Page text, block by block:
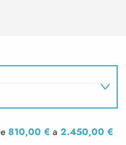
810,00 € a2.450,00 €